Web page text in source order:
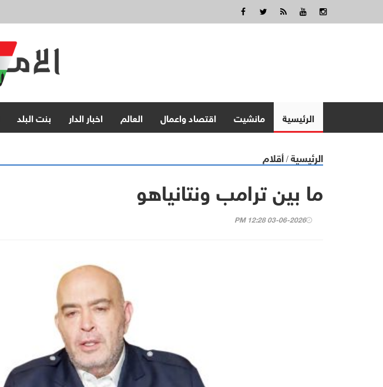
الرئيسية مانشيت اقتصاد واعمال العالم اخبار الدار بنت البلد
الرئيسية / أقلام
ما بين ترامب ونتانياهو
03-06-2026 12:28 PM